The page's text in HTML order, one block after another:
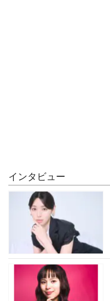
インタビュー